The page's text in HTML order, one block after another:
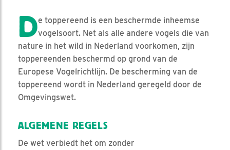
De toppereend is een beschermde inheemse
vogelsoort. Net als alle andere vogels die van
nature in het wild in Nederland voorkomen, zijn
toppereenden beschermd op grond van de
Europese Vogelrichtlijn. De bescherming van de
toppereend wordt in Nederland geregeld door de
Omgevingswet.
ALGEMENE REGELS
De wet verbiedt het om zonder